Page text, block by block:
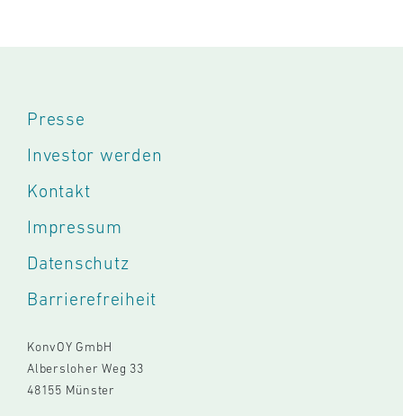
Presse
Investor werden
Kontakt
Impressum
Datenschutz
Barrierefreiheit
KonvOY GmbH
Albersloher Weg 33
48155 Münster